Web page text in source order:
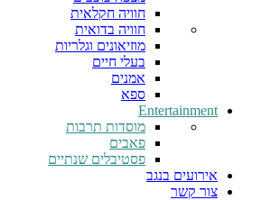
חוויה חקלאית
חוויה בדואית
מוזיאונים וגלריות
בעלי חיים
אמנים
ספא
Entertainment
מוסדות תרבות
פאבים
פסטיבלים שנתיים
אירועים בנגב
צור קשר